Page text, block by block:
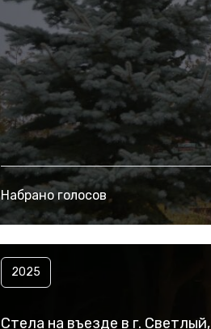
Набрано голосов
2025
Стела на въезде в г. Светлый,